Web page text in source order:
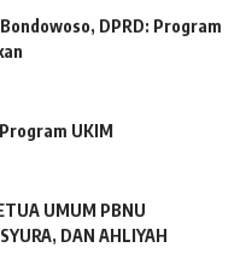
DPRD: Program
UKIM
UMUM PBNU
DAN AHLIYAH